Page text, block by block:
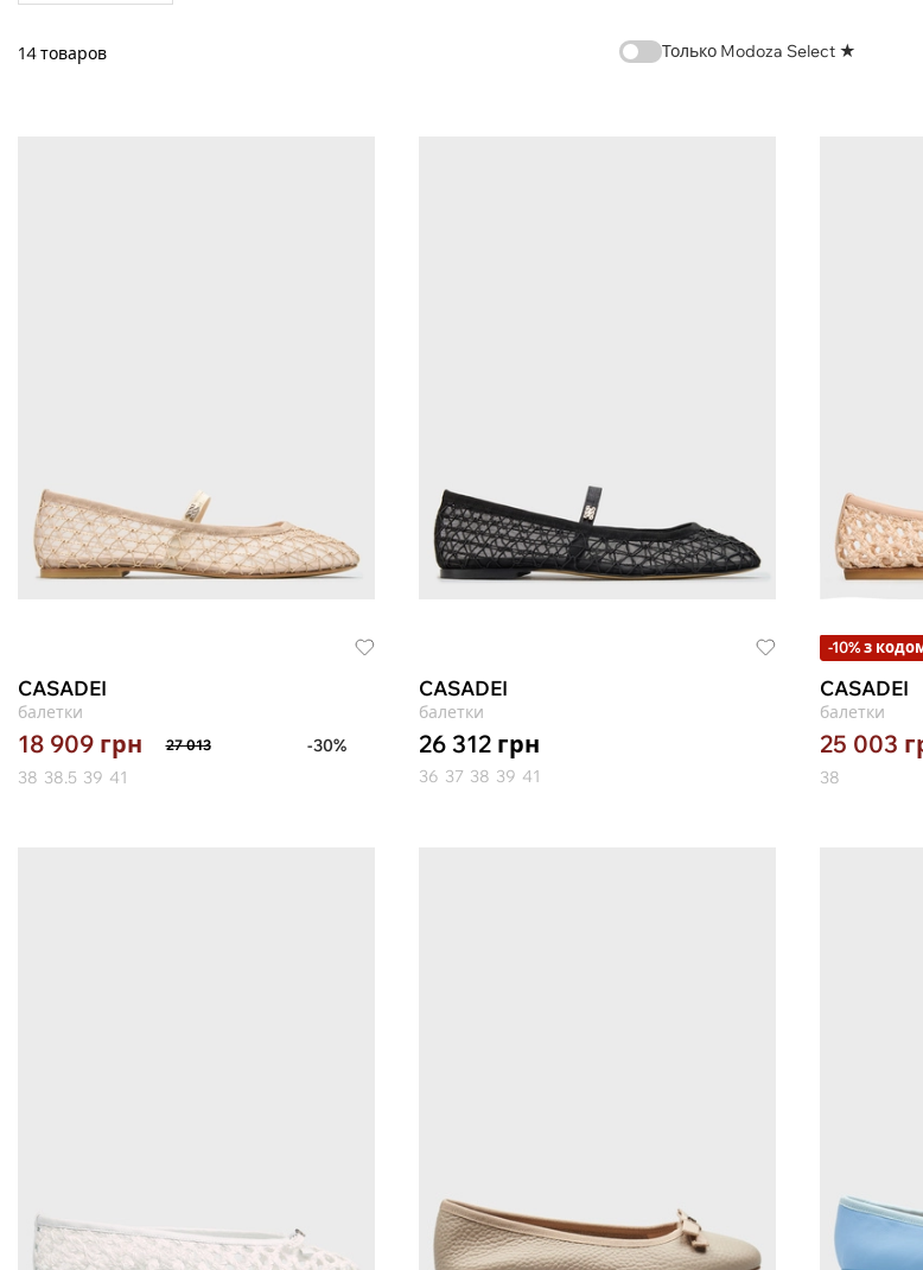
14 товаров Только Modoza Select ★
CASADEI
балетки
18 909 грн 27 013
-30%
38 38.5 39 41
CASADEI
балетки
26 312 грн
36 37 38 39 41
-10% з
CASADEI
балетки
25 003
38